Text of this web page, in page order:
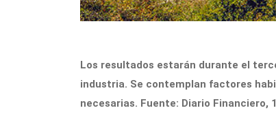
Los resultados estarán durante el
industria. Se contemplan factores
necesarias. Fuente: Diario Financiero,